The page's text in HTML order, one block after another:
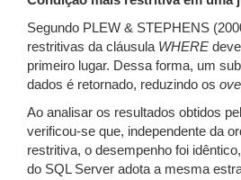
Segundo PLEW & STEPHENS
restritivas da cláusula WHERE
primeiro lugar. Dessa forma, um
dados é retornado, reduzindo os
Ao analisar os resultados obtidos
verificou-se que, independente da
restritiva, o desempenho foi
do SQL Server adota a mesma